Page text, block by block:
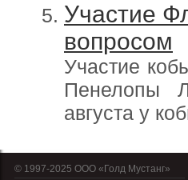
Участие
вопросом
Участие
Пенелопы
августа у
© 1997-2025 OOO «Голд Мустанг»